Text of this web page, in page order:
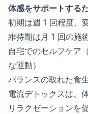
体感をサポートする
初期は週 1 回程度、
維持期は月 1 回の施
自宅でのセルフケア
な運動）
バランスの取れた食
電流デトックスは、
リラクゼーションを